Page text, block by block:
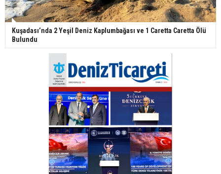
Kuşadası’nda 2 Yeşil Deniz Kaplumbağası ve 1 Caretta Caretta Ölü
Bulundu